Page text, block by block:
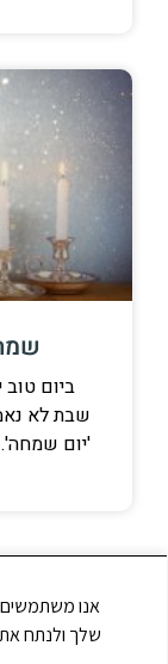
ביום
שבת לא
'יום
שלך ולנתח